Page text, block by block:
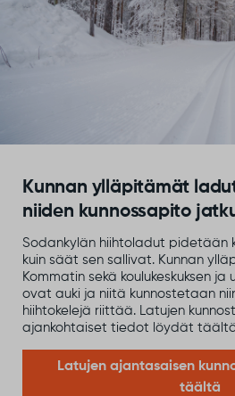
Kunnan ylläpitämät
niiden kunnossapito
Sodankylän hiihtoladut pidetään
kuin säät sen sallivat. Kunnan
Kommatin sekä koulukeskuksen ja
ovat auki ja niitä kunnostetaan
hiihtokelejä riittää. Latujen
ajankohtaiset tiedot löydät
Latujen ajantasaisen
täältä